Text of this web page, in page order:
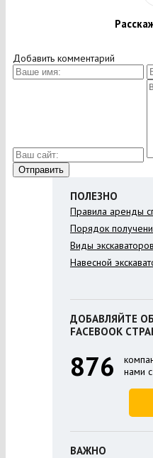
Добавить комментарий
ПОЛЕЗНО
Правила аренды
Порядок
Виды экскаваторов
Навесной
ДОБАВЛЯЙТЕ
FACEBOOK
876
нами
ВАЖНО